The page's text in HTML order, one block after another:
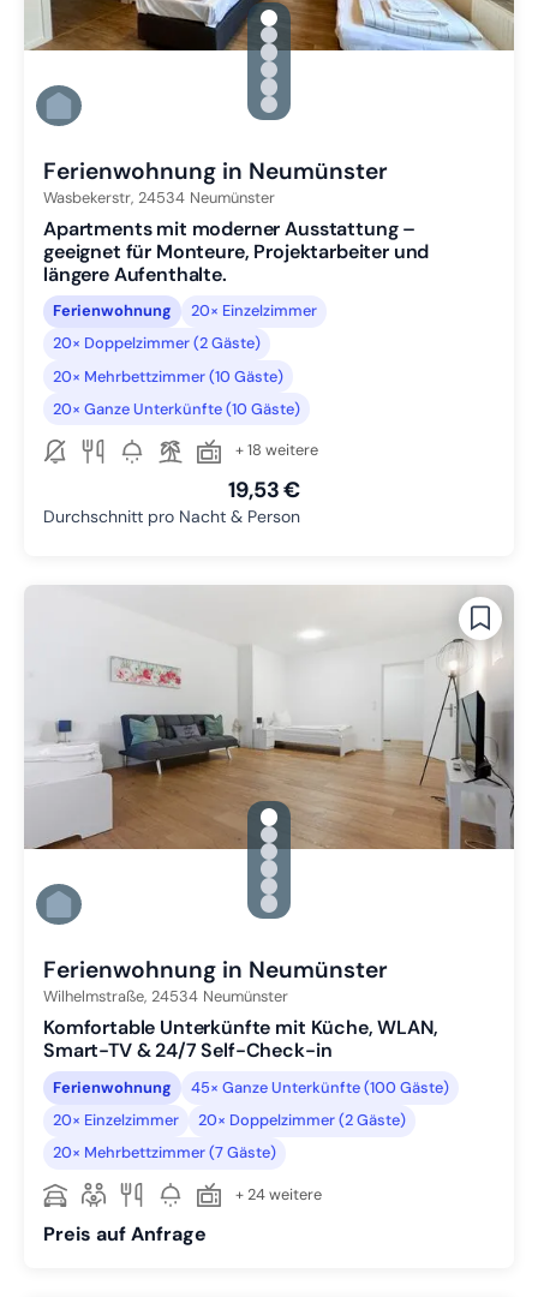
gallery.slide_selector
Zu Slide 1 wechseln
Zu Slide 2 wechseln
Zu Slide 3 wechseln
Zu Slide 4 wechseln
Zu Slide 5 wechseln
Zu Slide 6 wechseln
Ferienwohnung in Neumünster
Wasbekerstr, 24534 Neumünster
Apartments mit moderner Ausstattung –
geeignet für Monteure, Projektarbeiter und
längere Aufenthalte.
Ferienwohnung
20× Einzelzimmer
20× Doppelzimmer (2 Gäste)
20× Mehrbettzimmer (10 Gäste)
20× Ganze Unterkünfte (10 Gäste)
+ 18 weitere
19,53 €
Durchschnitt pro Nacht & Person
gallery.slide_selector
Zu Slide 1 wechseln
Zu Slide 2 wechseln
Zu Slide 3 wechseln
Zu Slide 4 wechseln
Zu Slide 5 wechseln
Zu Slide 6 wechseln
Ferienwohnung in Neumünster
Wilhelmstraße, 24534 Neumünster
Komfortable Unterkünfte mit Küche, WLAN,
Smart-TV & 24/7 Self-Check-in
Ferienwohnung
45× Ganze Unterkünfte (100 Gäste)
20× Einzelzimmer
20× Doppelzimmer (2 Gäste)
20× Mehrbettzimmer (7 Gäste)
+ 24 weitere
Preis auf Anfrage